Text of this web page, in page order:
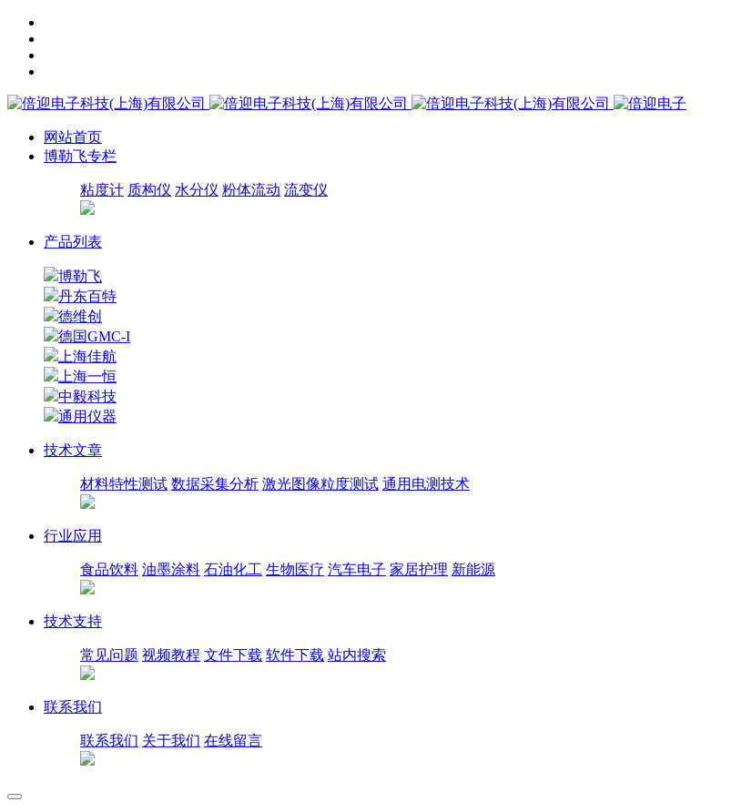
网站首页
博勒飞专栏
粘度计 质构仪 水分仪 粉体流动 流变仪
产品列表
博勒飞
丹东百特
德维创
德国GMC-I
上海佳航
上海一恒
中毅科技
通用仪器
技术文章
材料特性测试 数据采集分析 激光图像粒度测试 通用电测技术
行业应用
食品饮料 油墨涂料 石油化工 生物医疗 汽车电子 家居护理 新能源
技术支持
常见问题 视频教程 文件下载 软件下载 站内搜索
联系我们
联系我们 关于我们 在线留言